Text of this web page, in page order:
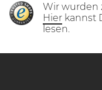
Wir wurden
Hier kannst
lesen.